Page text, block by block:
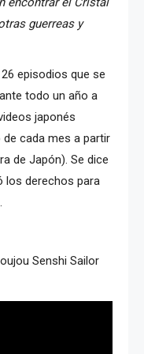
guerreas y
episodios que se
todo un año a
japonés
cada mes a partir
de Japón). Se dice
los derechos para
Senshi Sailor